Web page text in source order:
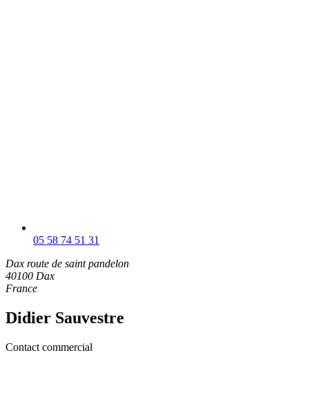
05 58 74 51 31
Dax route de saint pandelon
40100 Dax
France
Didier Sauvestre
Contact commercial